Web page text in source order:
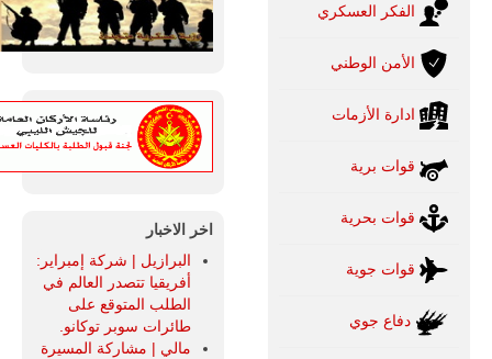
الفكر العسكري
الأمن الوطني
ادارة الأزمات
قوات برية
قوات بحرية
قوات جوية
دفاع جوي
اخر الاخبار
البرازيل | شركة إمبراير:
أفريقيا تتصدر العالم في
الطلب المتوقع على
طائرات سوبر توكانو.
مالي | مشاركة المسيرة